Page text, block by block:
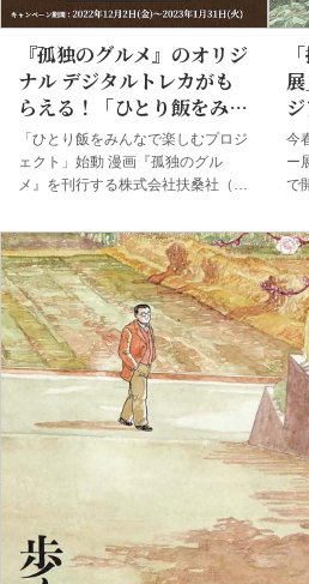
取市職人町）とパッケージ企画販売
のサンパック（倉吉市長坂町）が共
同開発した。
主
場
集
『孤独のグルメ』のオリジ
ナル デジタルトレカがも
らえる！「ひとり飯をみん
なで楽しむプロジェクト」
の第一弾がスタート！
「ひとり飯をみんなで楽しむプロジ
ェクト」始動 漫画『孤独のグル
メ』を刊行する株式会社扶桑社（本
小池英彦）と株式会社テレビ東京
（本社:東京都港区、代表取締役社
長：石川一郎）、株式会社電通（本
社：東京都港区、代表取締役社長執
行役員：榑谷典洋）の3社で「ひと
り飯をみんなで楽しむプロジェク
ト」の第一弾『孤独のグルメ』オリ
ジナル デジタルトレカラリーを
2022年12月2日(金)より実施しま
す。デジタルトレカの発行は、株式
会社ビットファクトリーの「ユニキ
ェクト」第一弾『孤独のグルメ』オ
リジナル デジタル...
ら
今
ー
で
で
い
に
な
ね
色
い
の
る
ミ
り
『
よ
ー
と